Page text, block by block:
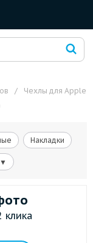
/
Чехлы для Apple
Накладки
клика